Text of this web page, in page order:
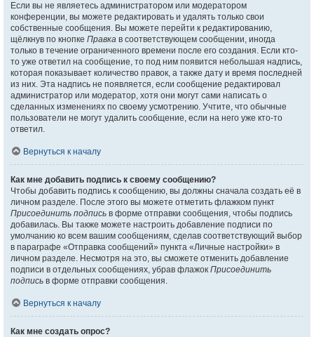
Если вы не являетесь администратором или модератором
конференции, вы можете редактировать и удалять только свои
собственные сообщения. Вы можете перейти к редактированию,
щёлкнув по кнопке Правка в соответствующем сообщении, иногда
только в течение ограниченного времени после его создания. Если кто-
то уже ответил на сообщение, то под ним появится небольшая надпись,
которая показывает количество правок, а также дату и время последней
из них. Эта надпись не появляется, если сообщение редактировал
администратор или модератор, хотя они могут сами написать о
сделанных изменениях по своему усмотрению. Учтите, что обычные
пользователи не могут удалить сообщение, если на него уже кто-то
ответил.
Вернуться к началу
Как мне добавить подпись к своему сообщению?
Чтобы добавить подпись к сообщению, вы должны сначала создать её в
личном разделе. После этого вы можете отметить флажком пункт
Присоединить подпись в форме отправки сообщения, чтобы подпись
добавилась. Вы также можете настроить добавление подписи по
умолчанию ко всем вашим сообщениям, сделав соответствующий выбор
в параграфе «Отправка сообщений» пункта «Личные настройки» в
личном разделе. Несмотря на это, вы сможете отменить добавление
подписи в отдельных сообщениях, убрав флажок Присоединить
подпись в форме отправки сообщения.
Вернуться к началу
Как мне создать опрос?